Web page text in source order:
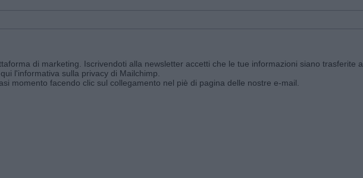
di marketing. Iscrivendoti alla newsletter accetti che le tue informazioni siano trasferite a
l'informativa sulla privacy di Mailchimp
momento facendo clic sul collegamento nel piè di pagina delle nostre e-mail.